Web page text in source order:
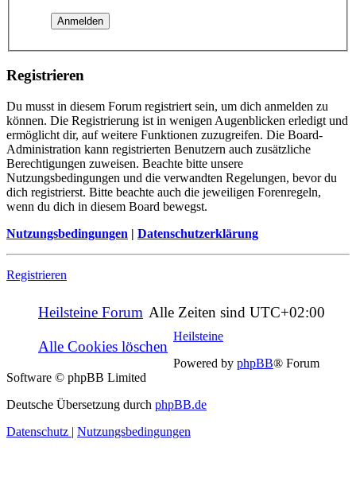
Registrieren
Du musst in diesem Forum registriert sein, um dich anmelden zu
können. Die Registrierung ist in wenigen Augenblicken erledigt und
ermöglicht dir, auf weitere Funktionen zuzugreifen. Die Board-
Administration kann registrierten Benutzern auch zusätzliche
Berechtigungen zuweisen. Beachte bitte unsere
Nutzungsbedingungen und die verwandten Regelungen, bevor du
dich registrierst. Bitte beachte auch die jeweiligen Forenregeln,
wenn du dich in diesem Board bewegst.
Nutzungsbedingungen | Datenschutzerklärung
Registrieren
Heilsteine Forum Alle Zeiten sind UTC+02:00
Alle Cookies löschen
Heilsteine
Powered by phpBB® Forum
Software © phpBB Limited
Deutsche Übersetzung durch phpBB.de
Datenschutz | Nutzungsbedingungen